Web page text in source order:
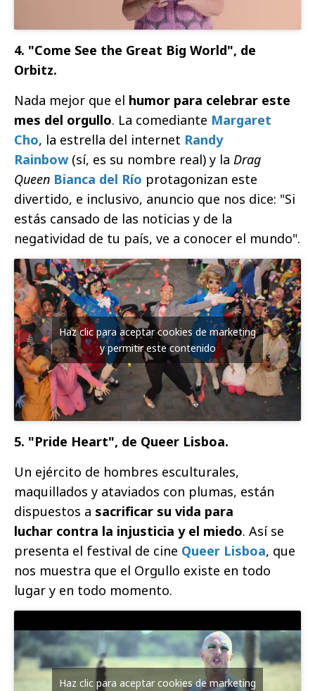
4. "Come See the Great Big World", de
Orbitz.
Nada mejor que el humor para celebrar este
mes del orgullo. La comediante Margaret
Cho, la estrella del internet Randy
Rainbow (sí, es su nombre real) y la Drag
Queen Bianca del Río protagonizan este
divertido, e inclusivo, anuncio que nos dice: "Si
estás cansado de las noticias y de la
negatividad de tu país, ve a conocer el mundo".
Haz clic para aceptar cookies de marketing
y permitir este contenido
5. "Pride Heart", de Queer Lisboa.
Un ejército de hombres esculturales,
maquillados y ataviados con plumas, están
dispuestos a sacrificar su vida para
luchar contra la injusticia y el miedo. Así se
presenta el festival de cine Queer Lisboa, que
nos muestra que el Orgullo existe en todo
lugar y en todo momento.
Haz clic para aceptar cookies de marketing